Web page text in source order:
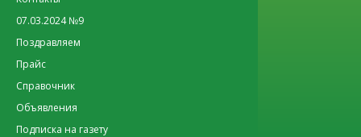
07.03.2024 №9
Поздравляем
Прайс
Справочник
Объявления
Подписка на газету